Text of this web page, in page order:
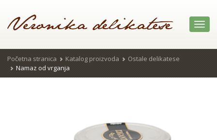
Početna stranica Katalog proizvoda
Ostale delikatese
Namaz od vrganja